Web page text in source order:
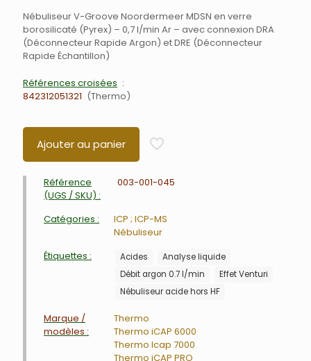
Nébuliseur V-Groove Noordermeer MDSN en verre
borosilicaté (Pyrex) – 0,7 l/min Ar – avec connexion DRA
(Déconnecteur Rapide Argon) et DRE (Déconnecteur
Rapide Échantillon)
Références croisées
842312051321
Thermo
Ajouter au panier
Référence
(UGS / SKU) :
003-001-045
Catégories :
ICP ; ICP-MS
Nébuliseur
Étiquettes :
Acides
Analyse liquide
Débit argon 0.7 l/min
Effet Venturi
Nébuliseur acide hors HF
Marque /
modèles :
Thermo
Thermo iCAP 6000
Thermo Icap 7000
Thermo iCAP PRO